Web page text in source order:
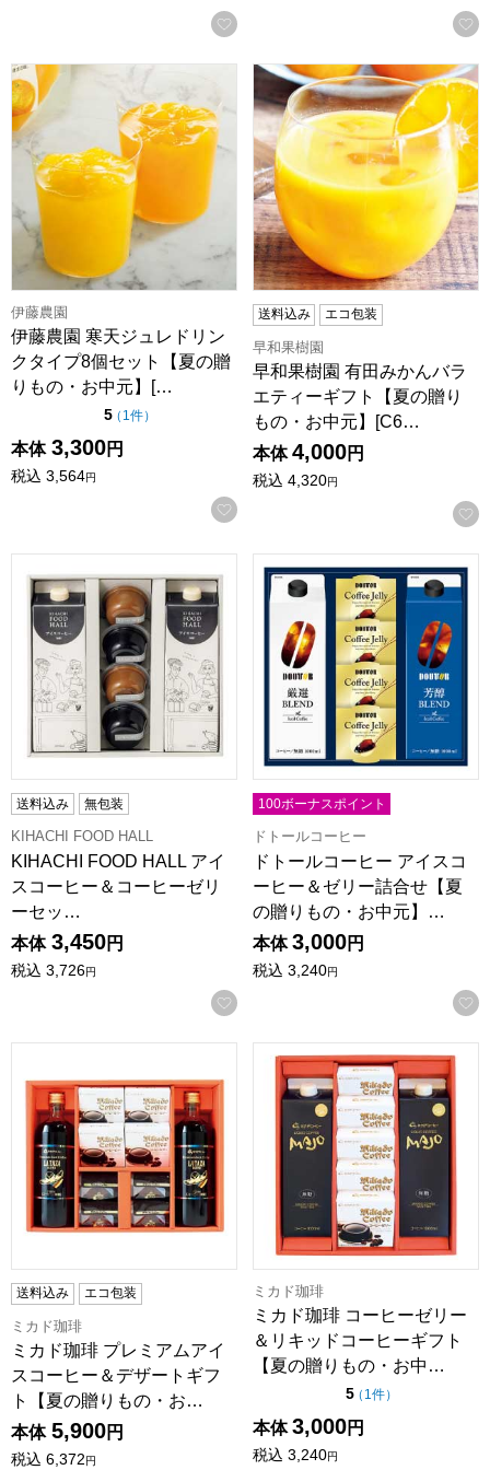
お気に入りに登録する
伊藤農園 寒天ジュレドリンクタイプ8個セット【夏の贈りも
伊藤農園
伊藤農園 寒天ジュレドリン
クタイプ8個セット【夏の贈
りもの・お中元】[…
5点（5点満点中）
（ 1件の評価
）
本体 3,300円
税込 3,564円
お気に入りに登録する
早和果樹園 有田みかんバラ
送料込み エコ包装
早和果樹園
早和果樹園 有田みかんバラ
エティーギフト【夏の贈り
もの・お中元】[C6…
本体 4,000円
税込 4,320円
KIHACHI FOOD HALL アイスコーヒー＆コーヒーゼリーセ
送料込み 無包装
KIHACHI FOOD HALL
KIHACHI FOOD HALL アイ
スコーヒー＆コーヒーゼリ
ーセッ…
本体 3,450円
税込 3,726円
お気に入りに登録する
ドトールコーヒー アイスコ
100ボーナスポイント
ドトールコーヒー
ドトールコーヒー アイスコ
ーヒー＆ゼリー詰合せ【夏
の贈りもの・お中元】…
本体 3,000円
税込 3,240円
ミカド珈琲 プレミアムアイスコーヒー＆デザートギフト【
送料込み エコ包装
ミカド珈琲
ミカド珈琲 プレミアムアイ
スコーヒー＆デザートギフ
ト【夏の贈りもの・お…
本体 5,900円
税込 6,372円
ミカド珈琲 コーヒーゼリー
ミカド珈琲
ミカド珈琲 コーヒーゼリー
＆リキッドコーヒーギフト
【夏の贈りもの・お中…
5点（5点満点中）
（ 1件の評価
）
本体 3,000円
税込 3,240円